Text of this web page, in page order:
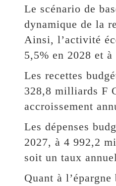
Le scénario de
dynamique de la
Ainsi, l’activité
5,5% en 2028 et
Les recettes
328,8 milliards F
accroissement
Les dépenses
2027, à 4 992,2
soit un taux
Quant à